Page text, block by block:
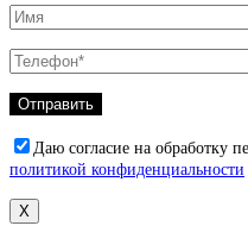
Даю согласие на обработку
политикой конфиденциальности
Х